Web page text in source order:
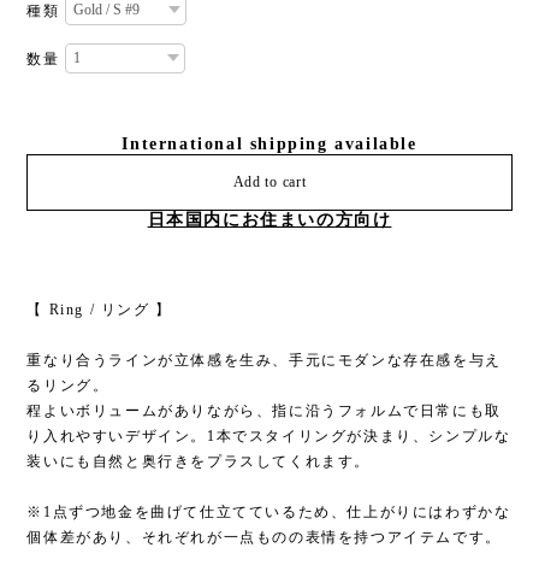
種類
数量
International shipping available
Add to cart
日本国内にお住まいの方向け
【 Ring / リング 】
重なり合うラインが立体感を生み、手元にモダンな存在感を与え
るリング。
程よいボリュームがありながら、指に沿うフォルムで日常にも取
り入れやすいデザイン。1本でスタイリングが決まり、シンプルな
装いにも自然と奥行きをプラスしてくれます。
※1点ずつ地金を曲げて仕立てているため、仕上がりにはわずかな
個体差があり、それぞれが一点ものの表情を持つアイテムです。